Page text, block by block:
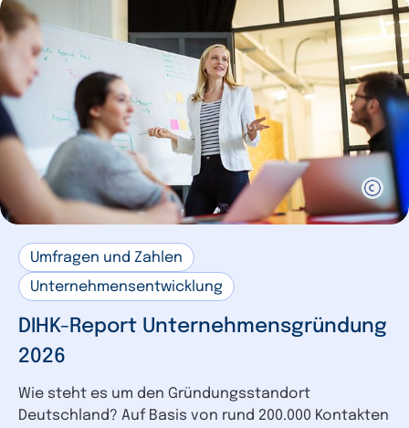
Datenschutzrecht 1
Umfragen und Zahlen
Unternehmensentwicklung
DIHK-Report Unternehmensgründung
2026
Wie steht es um den Gründungsstandort
Deutschland? Auf Basis von rund 200.000 Kontakten